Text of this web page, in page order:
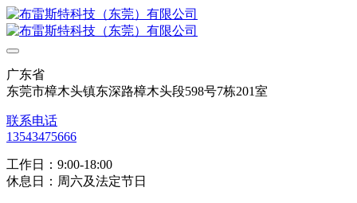
广东省
东莞市樟木头镇东深路樟木头段598号7栋201室
联系电话
13543475666
工作日：9:00-18:00
休息日：周六及法定节日